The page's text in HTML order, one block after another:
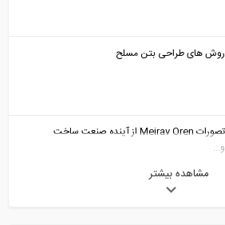
روش های طراحی بتن مسلح
تصورات Meirav Oren از آینده صنعت ساخت
و...
مشاهده بیشتر